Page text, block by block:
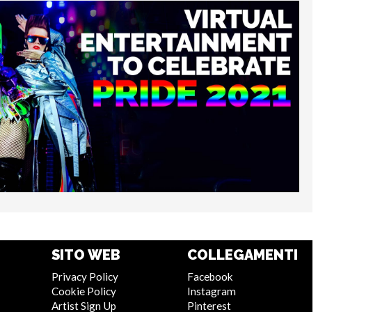
SITO WEB
Privacy Policy
Cookie Policy
Artist Sign Up
COLLEGAMENTI
Facebook
Instagram
Pinterest